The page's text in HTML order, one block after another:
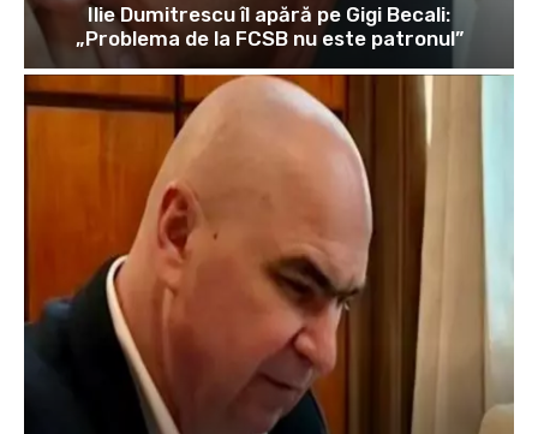
Ilie Dumitrescu îl apără pe Gigi Becali:
„Problema de la FCSB nu este patronul”